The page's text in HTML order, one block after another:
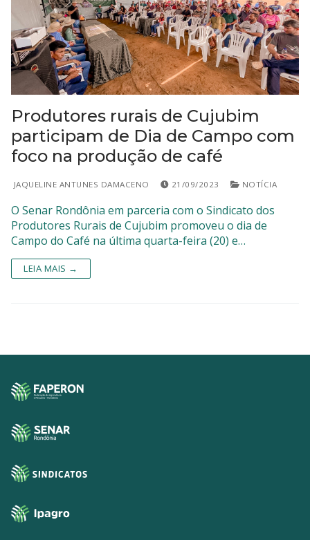
SINDICATOS
IPAGRO
SISTEMAS
Chamados TI
Extranet
Lgpd
Gerador Senha
Solicitações LGPD
Produtores rurais de Cujubim
participam de Dia de Campo com
foco na produção de café
JAQUELINE ANTUNES DAMACENO 21/09/2023 NOTÍCIA
O Senar Rondônia em parceria com o Sindicato dos
Produtores Rurais de Cujubim promoveu o dia de
Campo do Café na última quarta-feira (20) e…
LEIA MAIS →